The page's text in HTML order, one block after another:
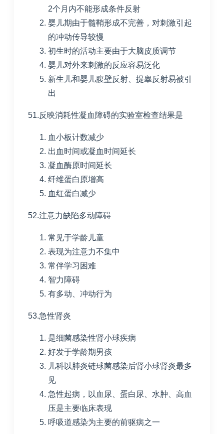
2个月内不能形成条件反射
婴儿期由于髓鞘形成不完善，对刺激引起
的冲动传导较慢
初生时的活动主要由于大脑皮质调节
婴儿对外来刺激的反应容易泛化
新生儿和婴儿腹壁反射、提睾反射易被引
出
51.反映消耗性凝血障碍的实验室检查结果是
血小板计数减少
出血时间或凝血时间延长
凝血酶原时间延长
纤维蛋白原增高
血红蛋白减少
52.注意力缺陷多动障碍
常见于学龄儿童
表现为注意力不集中
常伴学习困难
智力障碍
有多动、冲动行为
53.急性肾炎
是细菌感染性肾小球疾病
好发于学龄期男孩
儿科以肺炎链球菌感染后肾小球肾炎最多
见
急性起病，以血尿、蛋白尿、水肿、高血
压是主要临床表现
呼吸道感染为主要的前驱病之一